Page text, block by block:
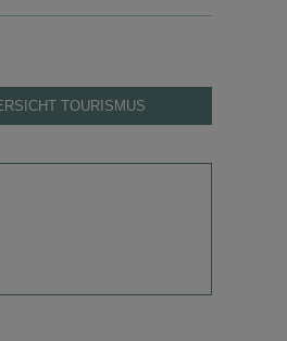
TOURISMUS